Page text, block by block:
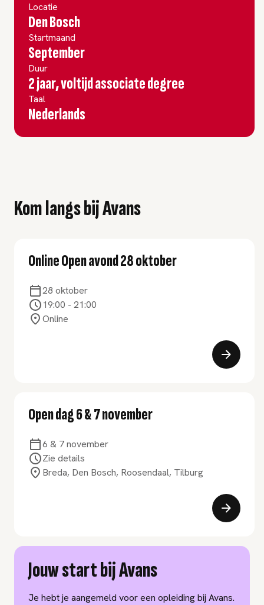
Locatie
Den Bosch
Startmaand
September
Duur
2 jaar, voltijd associate degree
Taal
Nederlands
Kom langs bij Avans
Online Open avond 28 oktober
28 oktober
19:00 - 21:00
Online
Open dag 6 & 7 november
6 & 7 november
Zie details
Breda, Den Bosch, Roosendaal, Tilburg
Jouw start bij Avans
Je hebt je aangemeld voor een opleiding bij Avans.